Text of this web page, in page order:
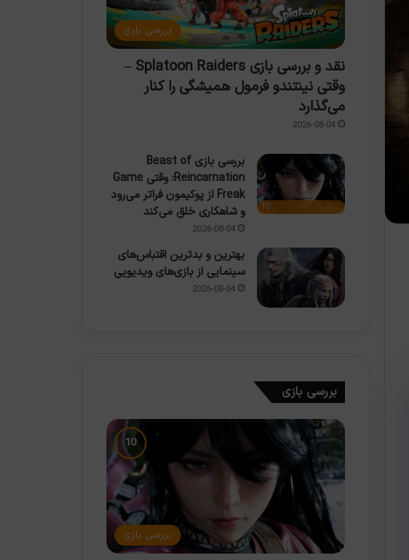
بررسی بازی
نقد و بررسی بازی Splatoon Raiders –
وقتی نینتندو فرمول همیشگی را کنار
می‌گذارد
2026-08-04
10
بررسی بازی Beast of
Reincarnation: وقتی Game
Freak از پوکیمون فراتر می‌رود
و شاهکاری خلق می‌کند
2026-08-04
بهترین و بدترین اقتباس‌های
سینمایی از بازی‌های ویدیویی
2026-08-04
بررسی بازی
بررسی بازی